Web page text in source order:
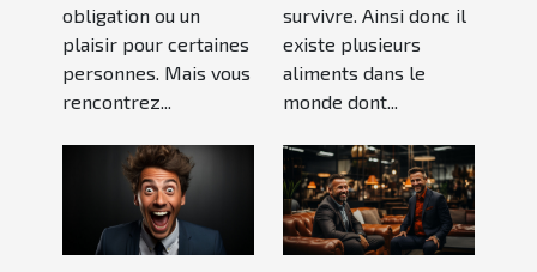
obligation ou un
plaisir pour certaines
personnes. Mais vous
rencontrez...
survivre. Ainsi donc il
existe plusieurs
aliments dans le
monde dont...